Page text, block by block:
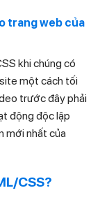
trang web của
khi chúng có
một cách tối
trước đây phải
động độc lập
mới nhất của
CSS?